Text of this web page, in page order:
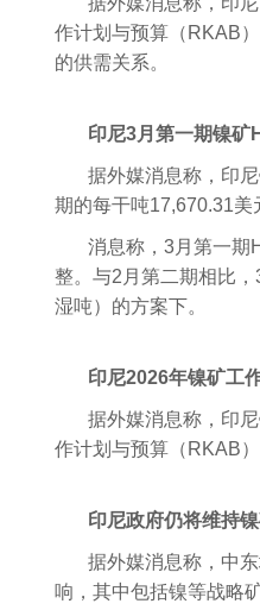
作计划与预算（RKAB
的供需关系。
印尼3月第一期镍矿
据外媒消息称，印
期的每干吨17,670.31美
消息称，3月第一期
整。与2月第二期相比
湿吨）的方案下。
印尼2026年镍矿工
据外媒消息称，印
作计划与预算（RKAB
印尼政府仍将维持
据外媒消息称，中
响，其中包括镍等战略